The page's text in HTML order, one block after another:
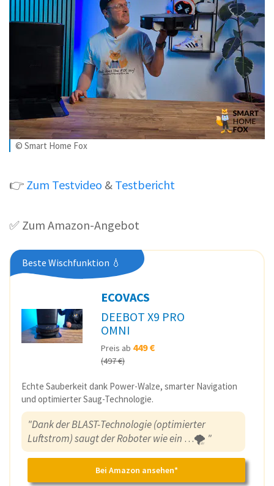
© Smart Home Fox
👉 Zum Testvideo & Testbericht
✅ Zum Amazon-Angebot
Beste Wischfunktion 💧
ECOVACS
DEEBOT X9 PRO
OMNI
Preis ab 449 €
(497 €)
Echte Sauberkeit dank Power-Walze, smarter Navigation
und optimierter Saug-Technologie.
"Dank der BLAST-Technologie (optimierter
Luftstrom) saugt der Roboter wie ein …🌪️ "
Bei Amazon ansehen*